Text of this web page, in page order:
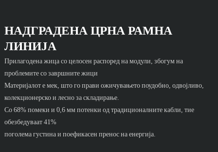
НАДГРАДЕНА ЦРНА РАМНА
ЛИНИЈА
Прилагодена жица со целосен распоред на модули, збогум на
проблемите со завршните жици
Материјалот е мек, што го прави ожичувањето поудобно, одвојливо,
колекционерско и лесно за складирање.
Со 68% помеки и 0,6 мм потенки од традиционалните кабли, тие
обезбедуваат 41%
поголема густина и поефикасен пренос на енергија.